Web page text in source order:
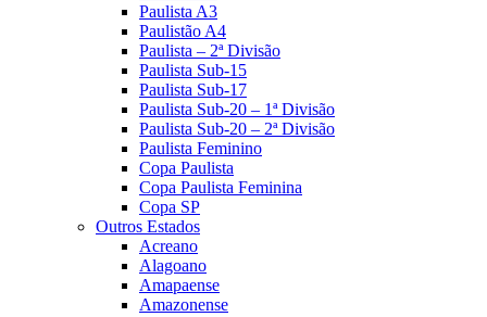
Paulista A3
Paulistão A4
Paulista – 2ª Divisão
Paulista Sub-15
Paulista Sub-17
Paulista Sub-20 – 1ª Divisão
Paulista Sub-20 – 2ª Divisão
Paulista Feminino
Copa Paulista
Copa Paulista Feminina
Copa SP
Outros Estados
Acreano
Alagoano
Amapaense
Amazonense